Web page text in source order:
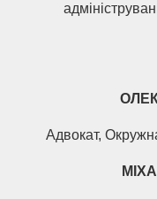
Адвокат,